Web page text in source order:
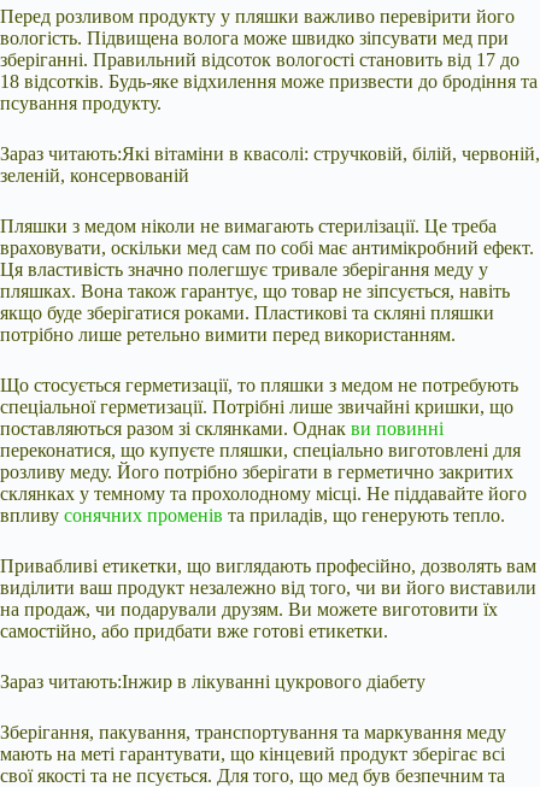
Перед розливом продукту у пляшки важливо перевірити його
вологість. Підвищена волога може швидко зіпсувати мед при
зберіганні. Правильний відсоток вологості становить від 17 до
18 відсотків. Будь-яке відхилення може призвести до бродіння та
псування продукту.
Зараз читають:Які вітаміни в квасолі: стручковій, білій, червоній,
зеленій, консервованій
Пляшки з медом ніколи не вимагають стерилізації. Це треба
враховувати, оскільки мед сам по собі має антимікробний ефект.
Ця властивість значно полегшує тривале зберігання меду у
пляшках. Вона також гарантує, що товар не зіпсується, навіть
якщо буде зберігатися роками. Пластикові та скляні пляшки
потрібно лише ретельно вимити перед використанням.
Що стосується герметизації, то пляшки з медом не потребують
спеціальної герметизації. Потрібні лише звичайні кришки, що
поставляються разом зі склянками. Однак ви повинні
переконатися, що купуєте пляшки, спеціально виготовлені для
розливу меду. Його потрібно зберігати в герметично закритих
склянках у темному та прохолодному місці. Не піддавайте його
впливу сонячних променів та приладів, що генерують тепло.
Привабливі етикетки, що виглядають професійно, дозволять вам
виділити ваш продукт незалежно від того, чи ви його виставили
на продаж, чи подарували друзям. Ви можете виготовити їх
самостійно, або придбати вже готові етикетки.
Зараз читають:Інжир в лікуванні цукрового діабету
Зберігання, пакування, транспортування та маркування меду
мають на меті гарантувати, що кінцевий продукт зберігає всі
свої якості та не псується. Для того, що мед був безпечним та